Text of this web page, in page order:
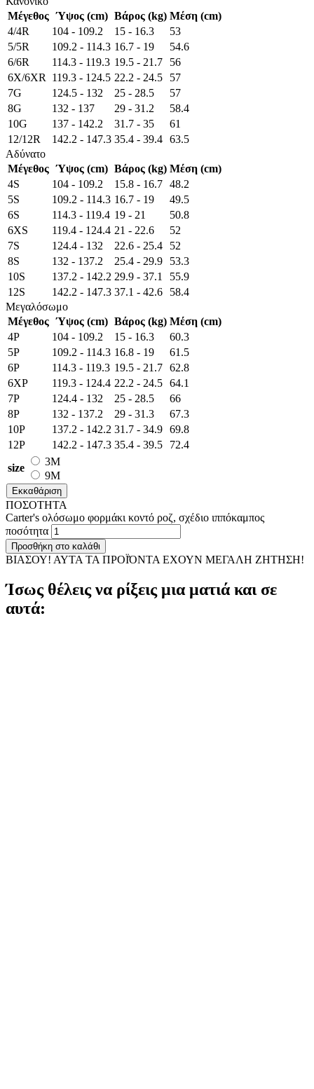
Μέγεθος Ύψος (cm) Βάρος (kg) Μέση (cm)
4/4R
104 - 109.2 15 - 16.3
53
5/5R
109.2 - 114.3 16.7 - 19
54.6
6/6R
114.3 - 119.3 19.5 - 21.7
56
6X/6XR
119.3 - 124.5 22.2 - 24.5
57
7G
124.5 - 132 25 - 28.5
57
8G
132 - 137 29 - 31.2
58.4
10G
137 - 142.2 31.7 - 35
61
12/12R
142.2 - 147.3 35.4 - 39.4 63.5
Αδύνατο
Μέγεθος Ύψος (cm) Βάρος (kg) Μέση (cm)
4S
104 - 109.2 15.8 - 16.7 48.2
5S
109.2 - 114.3 16.7 - 19
49.5
6S
114.3 - 119.4 19 - 21
50.8
6XS
119.4 - 124.4 21 - 22.6
52
7S
124.4 - 132 22.6 - 25.4
52
8S
132 - 137.2 25.4 - 29.9
53.3
10S
137.2 - 142.2 29.9 - 37.1
55.9
12S
142.2 - 147.3 37.1 - 42.6
58.4
Μεγαλόσωμο
Μέγεθος Ύψος (cm) Βάρος (kg) Μέση (cm)
4P
104 - 109.2 15 - 16.3
60.3
5P
109.2 - 114.3 16.8 - 19
61.5
6P
114.3 - 119.3 19.5 - 21.7 62.8
6XP
119.3 - 124.4 22.2 - 24.5 64.1
7P
124.4 - 132 25 - 28.5
66
8P
132 - 137.2 29 - 31.3
67.3
10P
137.2 - 142.2 31.7 - 34.9 69.8
12P
142.2 - 147.3 35.4 - 39.5
72.4
size
3M
9M
Εκκαθάριση
ΠΟΣΟΤΗΤΑ
Carter's ολόσωμο φορμάκι κοντό ροζ, σχέδιο ιππόκαμπος
ποσότητα
Προσθήκη στο καλάθι
ΒΙΑΣΟΥ! ΑΥΤΑ ΤΑ ΠΡΟΪΌΝΤΑ ΕΧΟΥΝ ΜΕΓΑΛΗ ΖΗΤΗΣΗ!
Ίσως θέλεις να ρίξεις μια ματιά και σε
αυτά: